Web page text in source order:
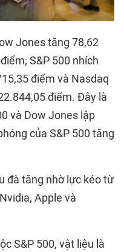
Jones tăng 78,62
S&P 500 nhích
điểm và Nasdaq
điểm. Đây là
và Dow Jones lập
của S&P 500 tăng
đà tăng nhờ lực kéo từ
Apple và
S&P 500, vật liệu là